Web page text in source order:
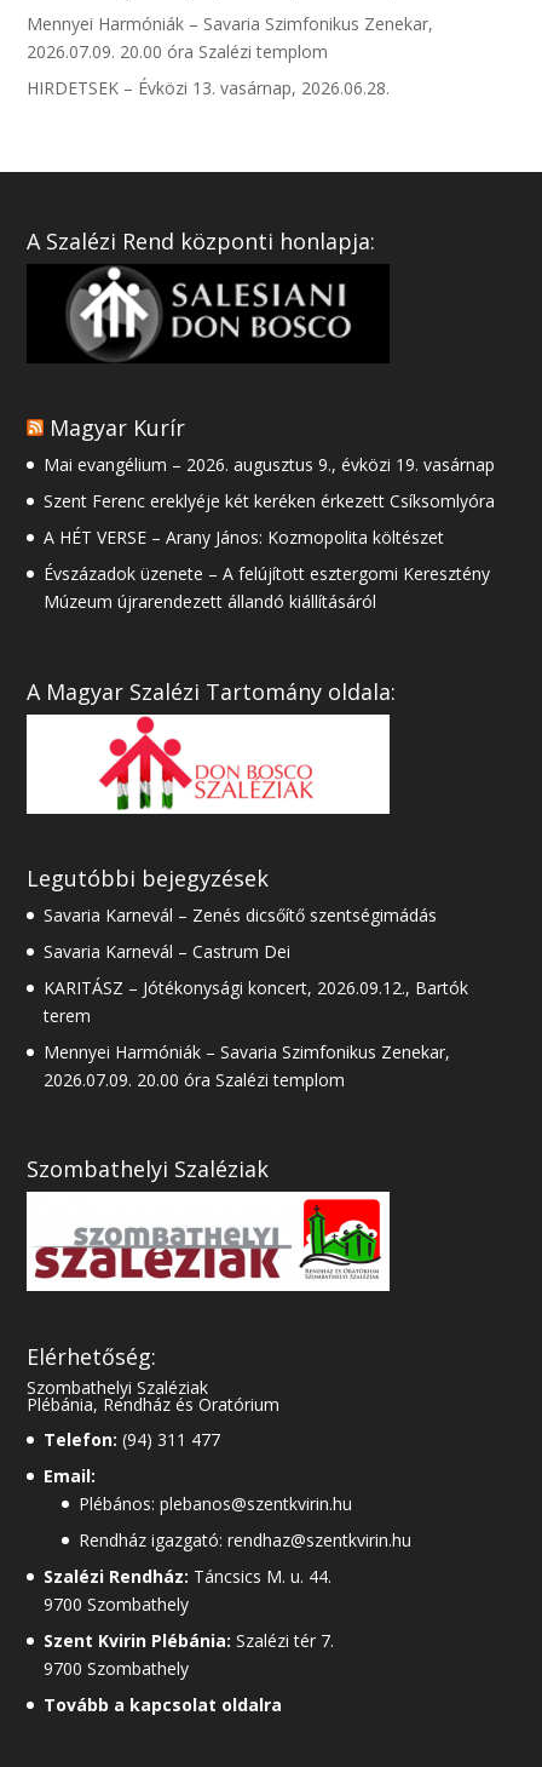
Mennyei Harmóniák – Savaria Szimfonikus Zenekar,
2026.07.09. 20.00 óra Szalézi templom
HIRDETSEK – Évközi 13. vasárnap, 2026.06.28.
A Szalézi Rend központi honlapja:
Magyar Kurír
Mai evangélium – 2026. augusztus 9., évközi 19. vasárnap
Szent Ferenc ereklyéje két keréken érkezett Csíksomlyóra
A HÉT VERSE – Arany János: Kozmopolita költészet
Évszázadok üzenete – A felújított esztergomi Keresztény
Múzeum újrarendezett állandó kiállításáról
A Magyar Szalézi Tartomány oldala:
Legutóbbi bejegyzések
Savaria Karnevál – Zenés dicsőítő szentségimádás
Savaria Karnevál – Castrum Dei
KARITÁSZ – Jótékonysági koncert, 2026.09.12., Bartók
terem
Mennyei Harmóniák – Savaria Szimfonikus Zenekar,
2026.07.09. 20.00 óra Szalézi templom
Szombathelyi Szaléziak
Elérhetőség:
Szombathelyi Szaléziak
Plébánia, Rendház és Oratórium
Telefon:(94) 311 477
Email:
Plébános: plebanos@szentkvirin.hu
Rendház igazgató: rendhaz@szentkvirin.hu
Szalézi Rendház: Táncsics M. u. 44.
9700 Szombathely
Szent Kvirin Plébánia: Szalézi tér 7.
9700 Szombathely
Tovább a kapcsolat oldalra